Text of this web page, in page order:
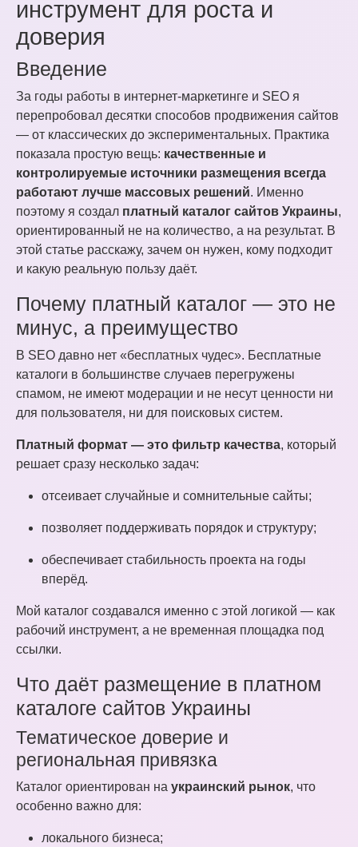
инструмент для роста и
доверия
Введение
За годы работы в интернет-маркетинге и SEO я
перепробовал десятки способов продвижения сайтов
— от классических до экспериментальных. Практика
показала простую вещь: качественные и
контролируемые источники размещения всегда
работают лучше массовых решений. Именно
поэтому я создал платный каталог сайтов Украины,
ориентированный не на количество, а на результат. В
этой статье расскажу, зачем он нужен, кому подходит
и какую реальную пользу даёт.
Почему платный каталог — это не
минус, а преимущество
В SEO давно нет «бесплатных чудес». Бесплатные
каталоги в большинстве случаев перегружены
спамом, не имеют модерации и не несут ценности ни
для пользователя, ни для поисковых систем.
Платный формат — это фильтр качества, который
решает сразу несколько задач:
отсеивает случайные и сомнительные сайты;
позволяет поддерживать порядок и структуру;
обеспечивает стабильность проекта на годы
вперёд.
Мой каталог создавался именно с этой логикой — как
рабочий инструмент, а не временная площадка под
ссылки.
Что даёт размещение в платном
каталоге сайтов Украины
Тематическое доверие и
региональная привязка
Каталог ориентирован на украинский рынок, что
особенно важно для:
локального бизнеса;